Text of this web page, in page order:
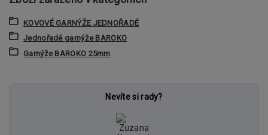
KOVOVÉ GARNÝŽE JEDNOŘADÉ
Jednořadé garnýže BAROKO
Garnýže BAROKO 25mm
Nevíte si rady?